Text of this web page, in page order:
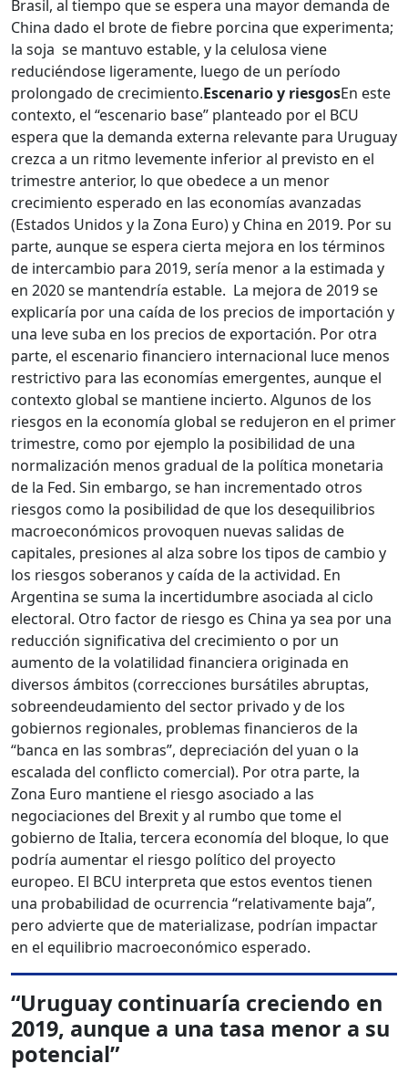
Brasil, al tiempo que se espera una mayor demanda de
China dado el brote de fiebre porcina que experimenta;
la soja se mantuvo estable, y la celulosa viene
reduciéndose ligeramente, luego de un período
prolongado de crecimiento.Escenario y riesgosEn este
contexto, el “escenario base” planteado por el BCU
espera que la demanda externa relevante para Uruguay
crezca a un ritmo levemente inferior al previsto en el
trimestre anterior, lo que obedece a un menor
crecimiento esperado en las economías avanzadas
(Estados Unidos y la Zona Euro) y China en 2019. Por su
parte, aunque se espera cierta mejora en los términos
de intercambio para 2019, sería menor a la estimada y
en 2020 se mantendría estable. La mejora de 2019 se
explicaría por una caída de los precios de importación y
una leve suba en los precios de exportación. Por otra
parte, el escenario financiero internacional luce menos
restrictivo para las economías emergentes, aunque el
contexto global se mantiene incierto. Algunos de los
riesgos en la economía global se redujeron en el primer
trimestre, como por ejemplo la posibilidad de una
normalización menos gradual de la política monetaria
de la Fed. Sin embargo, se han incrementado otros
riesgos como la posibilidad de que los desequilibrios
macroeconómicos provoquen nuevas salidas de
capitales, presiones al alza sobre los tipos de cambio y
los riesgos soberanos y caída de la actividad. En
Argentina se suma la incertidumbre asociada al ciclo
electoral. Otro factor de riesgo es China ya sea por una
reducción significativa del crecimiento o por un
aumento de la volatilidad financiera originada en
diversos ámbitos (correcciones bursátiles abruptas,
sobreendeudamiento del sector privado y de los
gobiernos regionales, problemas financieros de la
“banca en las sombras”, depreciación del yuan o la
escalada del conflicto comercial). Por otra parte, la
Zona Euro mantiene el riesgo asociado a las
negociaciones del Brexit y al rumbo que tome el
gobierno de Italia, tercera economía del bloque, lo que
podría aumentar el riesgo político del proyecto
europeo. El BCU interpreta que estos eventos tienen
una probabilidad de ocurrencia “relativamente baja”,
pero advierte que de materializase, podrían impactar
en el equilibrio macroeconómico esperado.
“Uruguay continuaría creciendo en
2019, aunque a una tasa menor a su
potencial”